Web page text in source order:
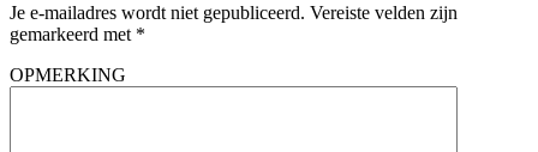
Je e-mailadres wordt niet gepubliceerd. Vereiste velden zijn
gemarkeerd met *
OPMERKING